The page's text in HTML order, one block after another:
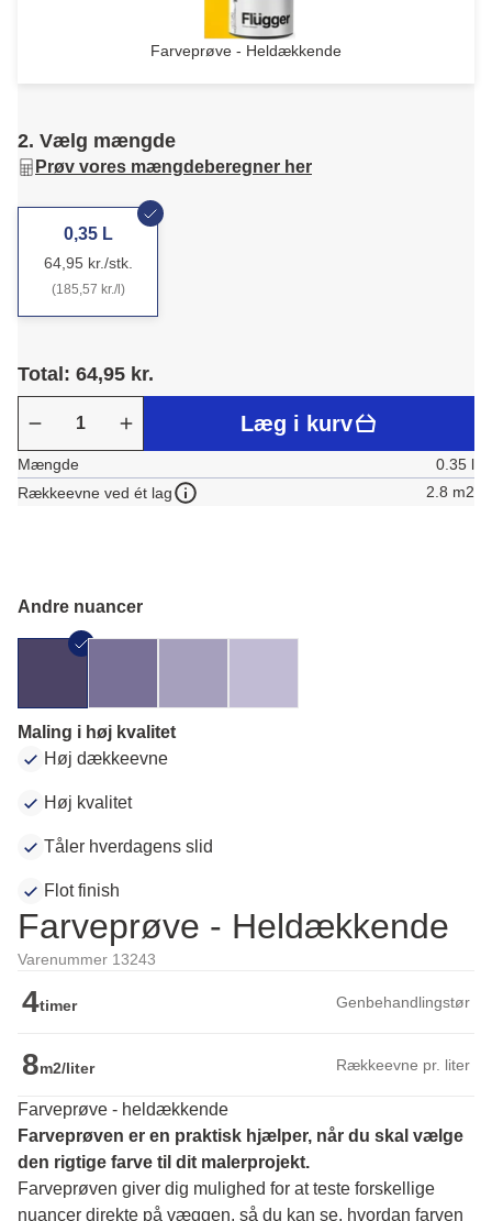
Farveprøve - Heldækkende
2. Vælg mængde
Prøv vores mængdeberegner her
0,35 L
64,95 kr./stk.
(185,57 kr./l)
Total: 64,95 kr.
Læg i kurv
Mængde
0.35 l
Rækkeevne ved ét lag
2.8 m2
Andre nuancer
Maling i høj kvalitet
Høj dækkeevne
Høj kvalitet
Tåler hverdagens slid
Flot finish
Farveprøve - Heldækkende
Varenummer 13243
4timer Genbehandlingstør
8m2/liter Rækkeevne pr. liter
Farveprøve - heldækkende
Farveprøven er en praktisk hjælper, når du skal vælge
den rigtige farve til dit malerprojekt.
Farveprøven giver dig mulighed for at teste forskellige
nuancer direkte på væggen, så du kan se, hvordan farven